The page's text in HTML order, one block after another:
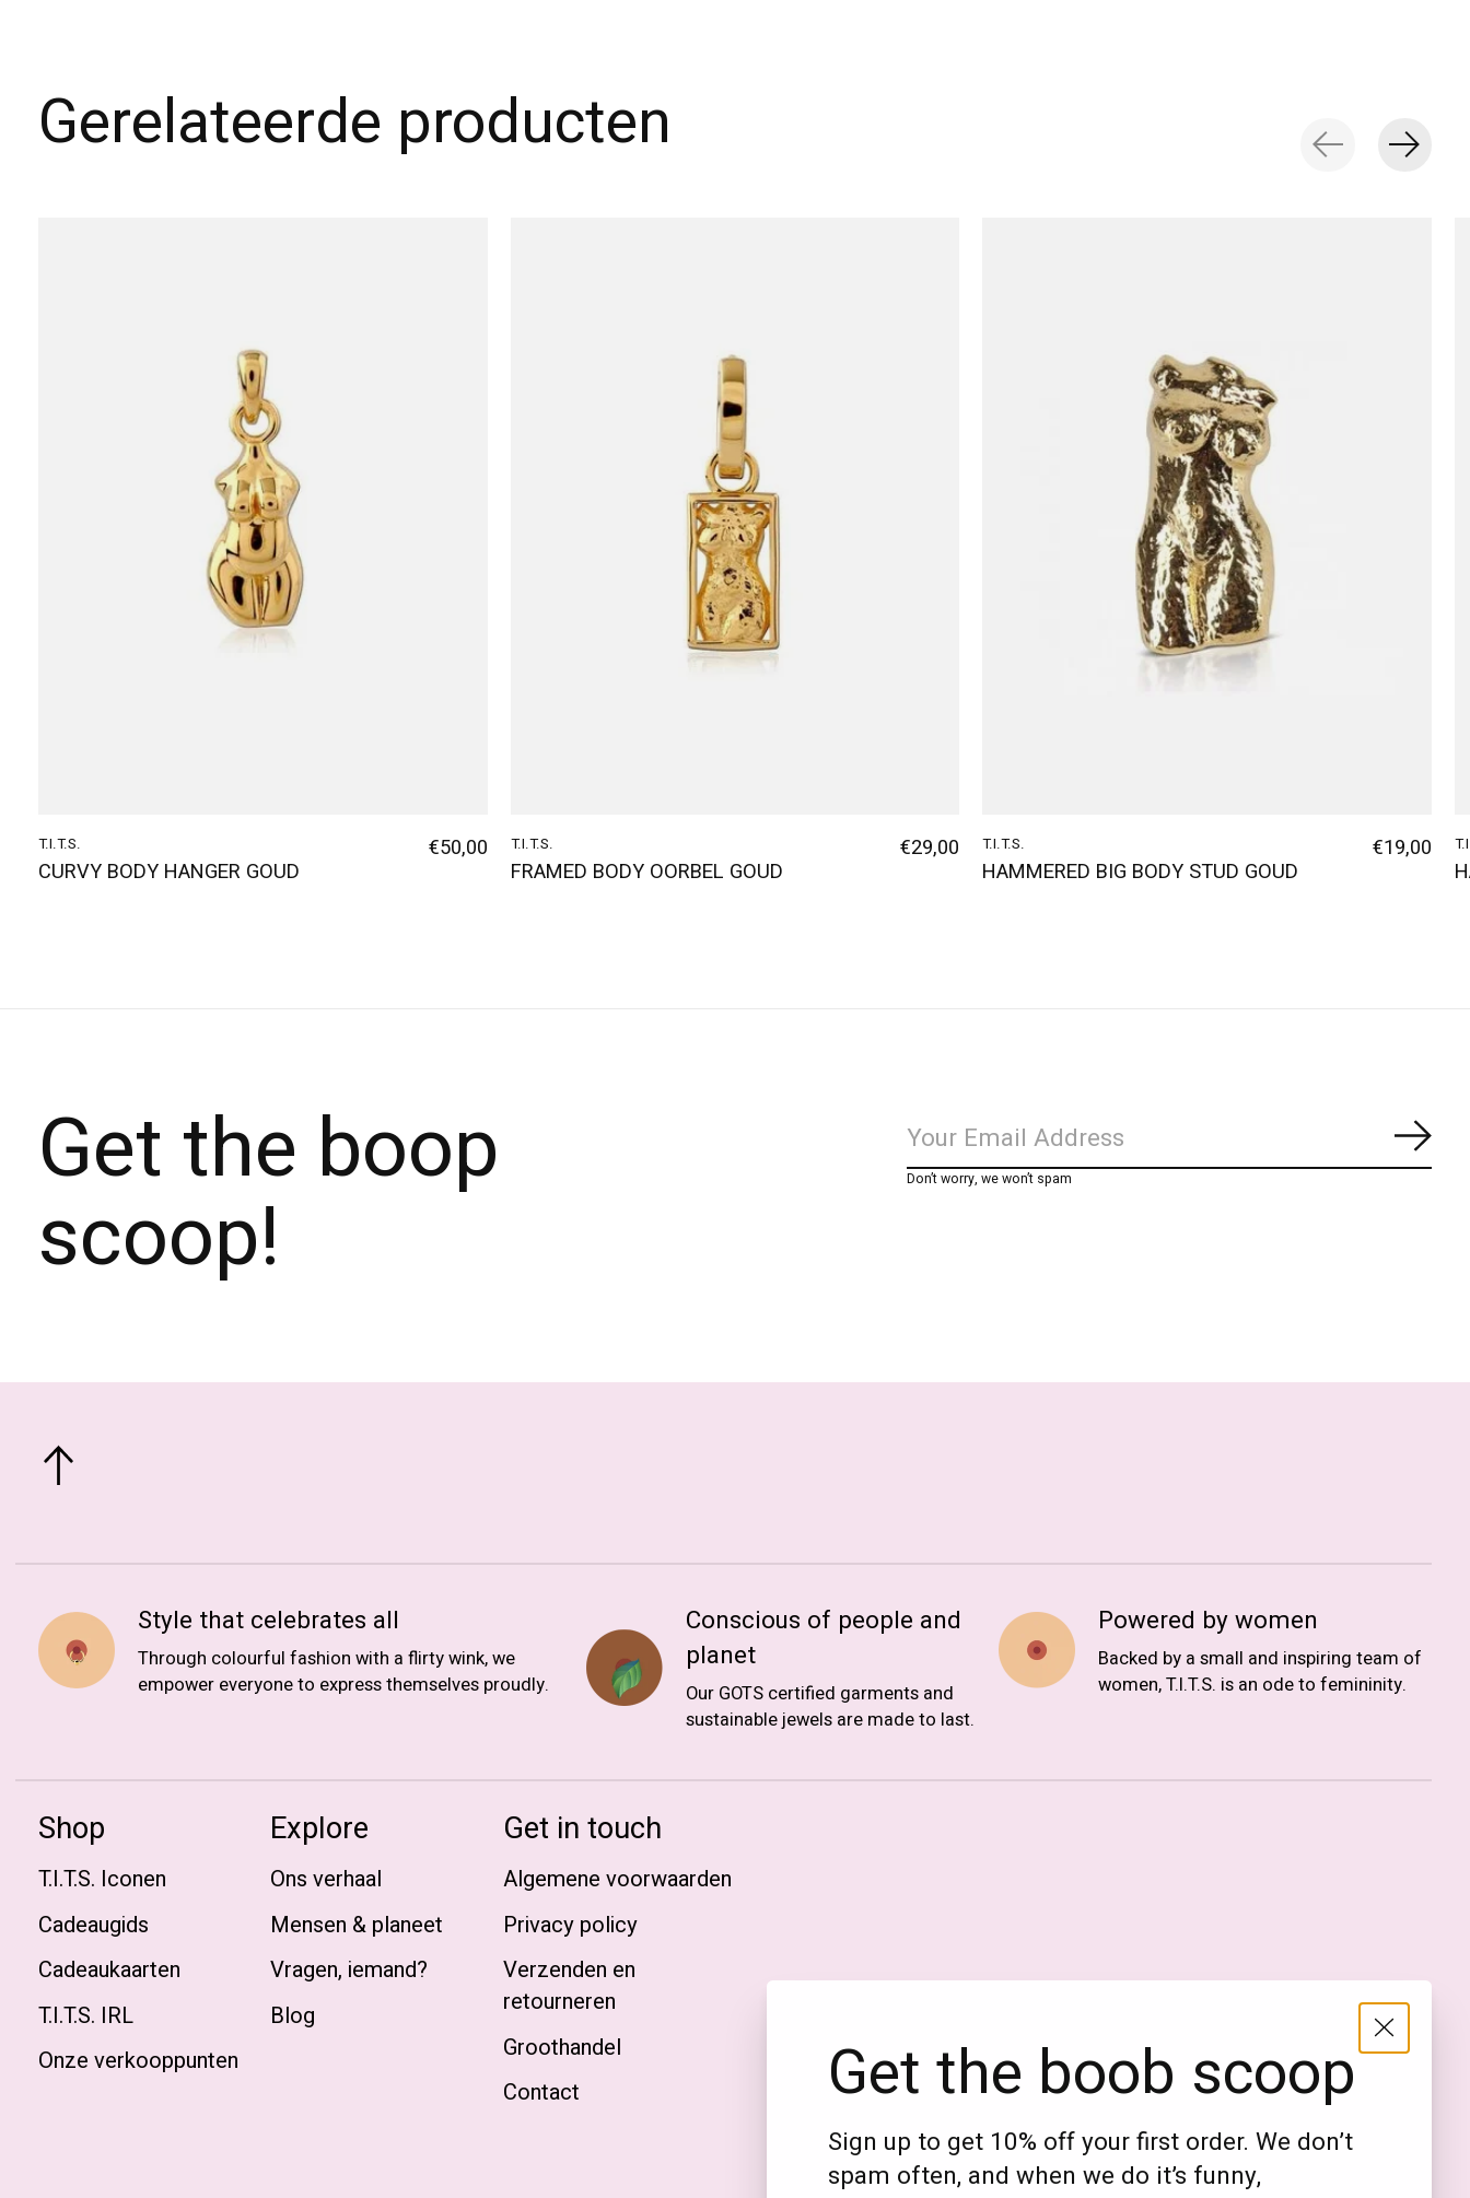
Gerelateerde producten
T.I.T.S.
CURVY BODY HANGER GOUD
€50,00 T.I.T.S.
FRAMED BODY OORBEL GOUD
€29,00 T.I.T.S.
HAMMERED BIG BODY STUD GOUD
€19,00
Get the boop
scoop! Don’t worry, we won’t spam
Style that celebrates all
Through colourful fashion with a flirty wink, we
empower everyone to express themselves proudly.
Conscious of people and
planet
Our GOTS certified garments and
sustainable jewels are made to last.
Powered by women
Backed by a small and inspiring team of
women, T.I.T.S. is an ode to femininity.
Shop
T.I.T.S. Iconen
Cadeaugids
Cadeaukaarten
T.I.T.S. IRL
Onze verkooppunten
Explore
Ons verhaal
Mensen & planeet
Vragen, iemand?
Blog
Get in touch
Algemene voorwaarden
Privacy policy
Verzenden en
retourneren
Groothandel
Contact
GBP
DKK
NOK
Get the boob scoop
Sign up to get 10% off your first order. We don’t
spam often, and when we do it’s funny,